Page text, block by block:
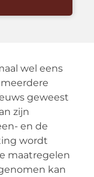
wel eens
geweest
zijn
en de
wordt
maatregelen
kan